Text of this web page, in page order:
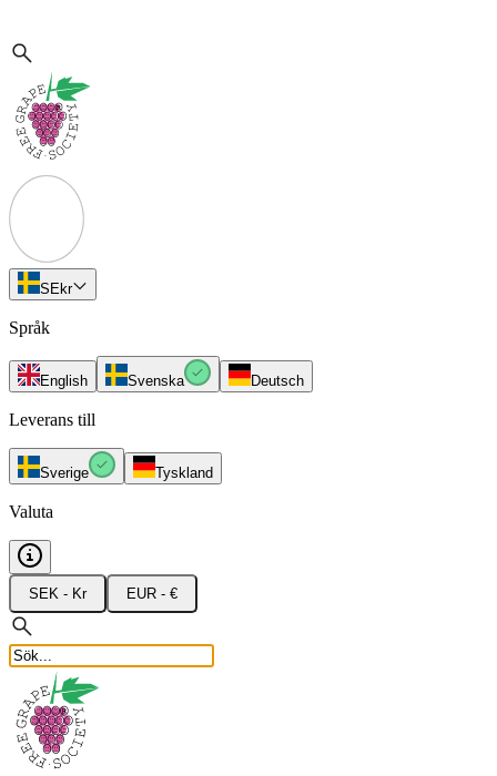
SEkr
Språk
English Svenska Deutsch
Leverans till
Sverige Tyskland
Valuta
SEK - Kr EUR - €